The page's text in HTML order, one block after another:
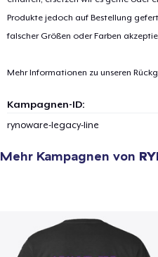
Produkte jedoch auf Bestellung
falscher Größen oder Farben
Mehr Informationen zu unseren
Kampagnen-ID:
rynoware-legacy-line
Mehr Kampagnen von